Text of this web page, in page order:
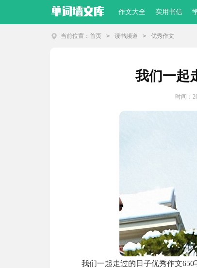
作文大全 实用书信
当前位置： 首页 > 读书频道 > 优秀作文
我们一起
时间：
我们一起走过的日子优秀作文650